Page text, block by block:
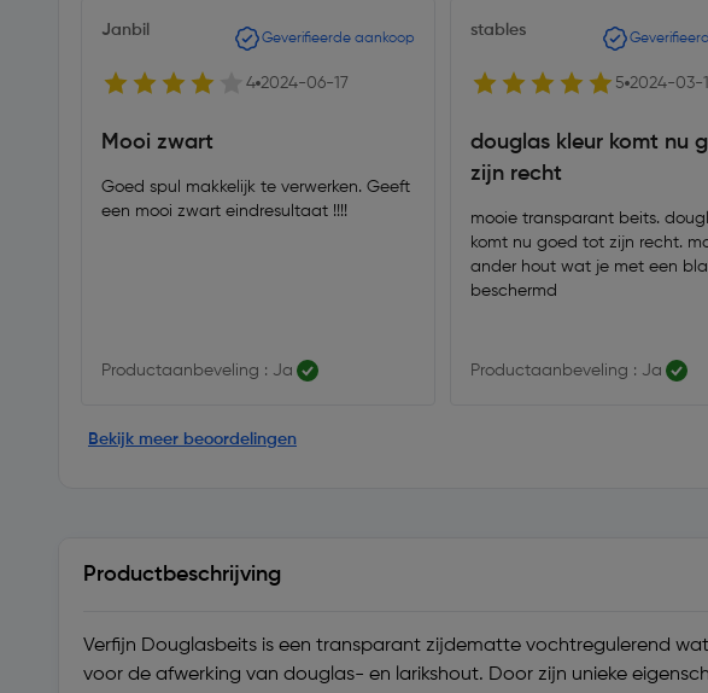
Janbil Geverifieerde aankoop
4 2024-06-17
Mooi zwart
Goed spul makkelijk te verwerken. Geeft
een mooi zwart eindresultaat !!!!
Productaanbeveling : Ja
stables
5 2024-03-
douglas kleur komt nu
zijn recht
mooie transparant beits.
komt nu goed tot zijn recht.
ander hout wat je met een
beschermd
Productaanbeveling : Ja
Bekijk meer beoordelingen
Productbeschrijving
Verfijn Douglasbeits is een transparant zijdematte vochtregulerend
voor de afwerking van douglas- en larikshout. Door zijn unieke